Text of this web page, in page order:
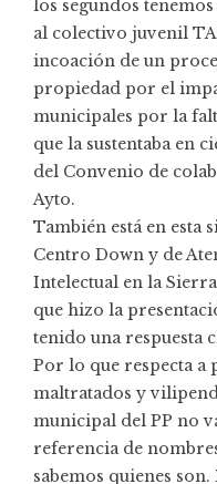
los segundos
al colectivo juvenil
incoación de un
propiedad por el
municipales por la
que la sustentaba en
del Convenio de
Ayto.
También está en esta
Centro Down y de
Intelectual en la
que hizo la
tenido una respuesta
Por lo que respecta a
maltratados y
municipal del PP no
referencia de
sabemos quienes